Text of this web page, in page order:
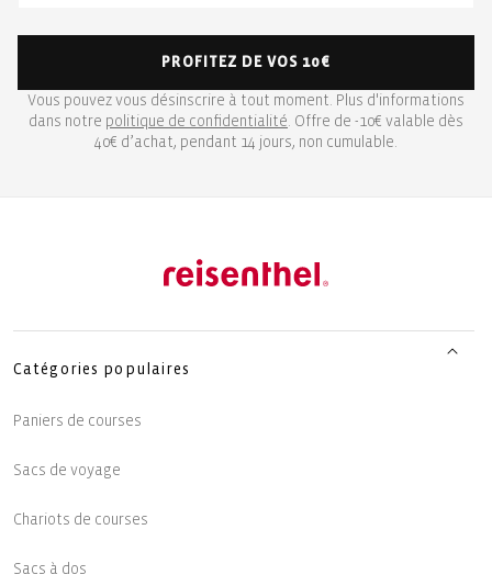
PROFITEZ DE VOS 10€
Vous pouvez vous désinscrire à tout moment. Plus d'informations
dans notre politique de confidentialité . Offre de -10€ valable dès
40€ d’achat, pendant 14 jours, non cumulable.
Catégories populaires
Paniers de courses
Sacs de voyage
Chariots de courses
Sacs à dos